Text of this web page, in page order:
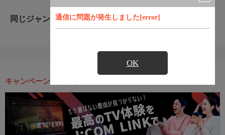
通信に問題が発生しました[error]
OK
同じジャンルのおすすめ番組
キャンペーン・お得な情報